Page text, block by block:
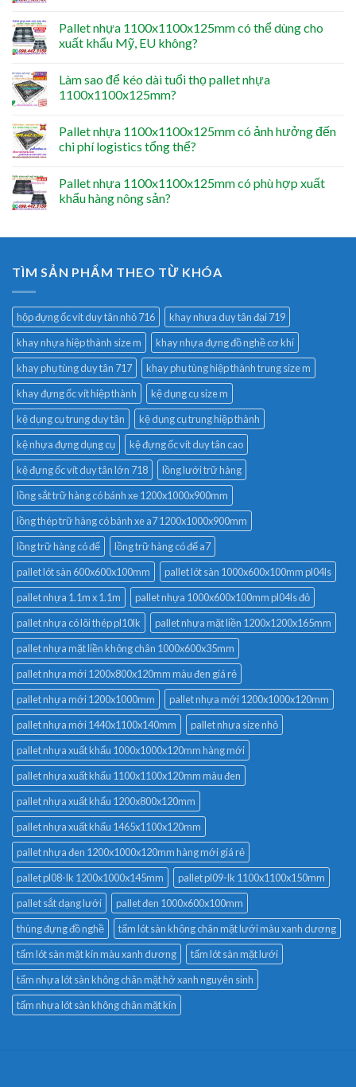
Pallet nhựa 1100x1100x125mm có thể dùng cho
xuất khẩu Mỹ, EU không?
Làm sao để kéo dài tuổi thọ pallet nhựa
1100x1100x125mm?
Pallet nhựa 1100x1100x125mm có ảnh hưởng đến
chi phí logistics tổng thể?
Pallet nhựa 1100x1100x125mm có phù hợp xuất
khẩu hàng nông sản?
TÌM SẢN PHẨM THEO TỪ KHÓA
hộp đựng ốc vít duy tân nhỏ 716
khay nhựa duy tân đại 719
khay nhựa hiệp thành size m
khay nhựa đựng đồ nghề cơ khí
khay phụ tùng duy tân 717
khay phụ tùng hiệp thành trung size m
khay đựng ốc vít hiệp thành
kệ dụng cụ size m
kệ dụng cụ trung duy tân
kệ dụng cụ trung hiệp thành
kệ nhựa đựng dụng cụ
kệ đựng ốc vít duy tân cao
kệ đựng ốc vít duy tân lớn 718
lồng lưới trữ hàng
lồng sắt trữ hàng có bánh xe 1200x1000x900mm
lồng thép trữ hàng có bánh xe a7 1200x1000x900mm
lồng trữ hàng có đế
lồng trữ hàng có đế a7
pallet lót sàn 600x600x100mm
pallet lót sàn 1000x600x100mm pl04ls
pallet nhựa 1.1m x 1.1m
pallet nhựa 1000x600x100mm pl04ls đỏ
pallet nhựa có lõi thép pl10lk
pallet nhựa mặt liền 1200x1200x165mm
pallet nhựa mặt liền không chân 1000x600x35mm
pallet nhựa mới 1200x800x120mm màu đen giá rẻ
pallet nhựa mới 1200x1000mm
pallet nhựa mới 1200x1000x120mm
pallet nhựa mới 1440x1100x140mm
pallet nhựa size nhỏ
pallet nhựa xuất khẩu 1000x1000x120mm hàng mới
pallet nhựa xuất khẩu 1100x1100x120mm màu đen
pallet nhựa xuất khẩu 1200x800x120mm
pallet nhựa xuất khẩu 1465x1100x120mm
pallet nhựa đen 1200x1000x120mm hàng mới giá rẻ
pallet pl08-lk 1200x1000x145mm
pallet pl09-lk 1100x1100x150mm
pallet sắt dạng lưới
pallet đen 1000x600x100mm
thùng đựng đồ nghề
tấm lót sàn không chân mặt lưới màu xanh dương
tấm lót sàn mặt kín màu xanh dương
tấm lót sàn mặt lưới
tấm nhựa lót sàn không chân mặt hở xanh nguyên sinh
tấm nhựa lót sàn không chân mặt kín